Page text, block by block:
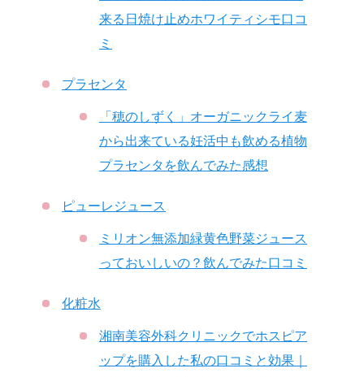
来る日焼け止めホワイティシモ口コ
ミ
プラセンタ
「穂のしずく」オーガニックライ麦
から出来ている妊活中も飲める植物
プラセンタを飲んでみた感想
ピューレジュース
ミリオン無添加緑黄色野菜ジュース
っておいしいの？飲んでみた口コミ
化粧水
湘南美容外科クリニックでホスピア
ップを購入した私の口コミと効果｜